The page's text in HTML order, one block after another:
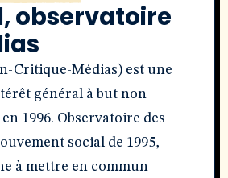
observatoire
Critique-Médias) est une
général à but non
1996. Observatoire des
social de 1995,
à mettre en commun